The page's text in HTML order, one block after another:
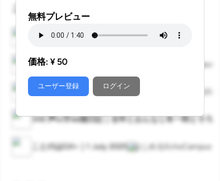
ことのはGX｜24 June 2025 KOTONOHA
ことのはGX｜25 June 2025 はじめるEchoCampus
ことのは 増刊号 Vol.25｜25 June 2025 はじめる
348 声to字de隔日記｜去年とおんなじ冬一郎とそろ
ことのはGX+｜1 July 2025 はじめるEchoCampus
無料プレビュー
価格: ¥ 50
ユーザー登録 ログイン